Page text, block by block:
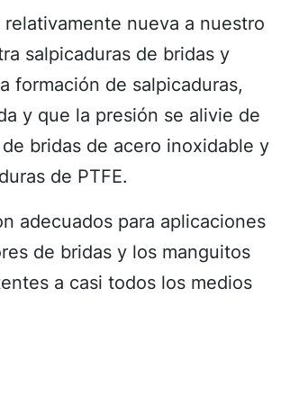
nueva a nuestro
salpicaduras de bridas y
formación de salpicaduras,
y que la presión se alivie de
bridas de acero inoxidable y
de PTFE.
adecuados para aplicaciones
de bridas y los manguitos
a casi todos los medios